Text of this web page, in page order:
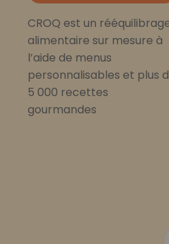
CROQ est un
alimentaire sur mesure à
l’aide de menus
personnalisables et plus
5 000 recettes
gourmandes